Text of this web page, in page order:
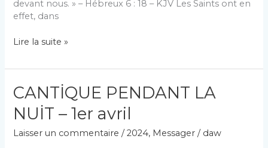
devant nous. » – Hébreux 6 : 18 – KJV Les Saints ont en
effet, dans
CANTİQUE
LA
–
avril
Lire la suite »
CANTİQUE PENDANT LA
NUİT – 1er avril
Laisser un commentaire /2024, Messager / daw